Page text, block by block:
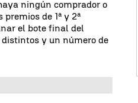
ningún comprador o
de 1ª y 2ª
el bote final del
distintos y un número de